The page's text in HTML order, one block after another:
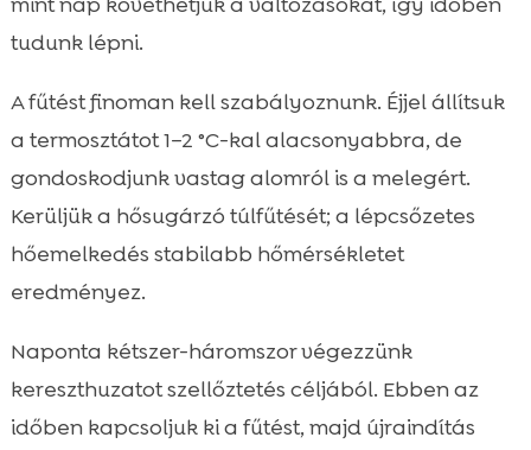
tudunk lépni.
A fűtést finoman kell szabályoznunk. Éjjel állítsuk
a termosztátot 1–2 °C-kal alacsonyabbra, de
gondoskodjunk vastag alomról is a melegért.
Kerüljük a hősugárzó túlfűtését; a lépcsőzetes
hőemelkedés stabilabb hőmérsékletet
eredményez.
Naponta kétszer-háromszor végezzünk
kereszthuzatot szellőztetés céljából. Ebben az
időben kapcsoljuk ki a fűtést, majd újraindítás